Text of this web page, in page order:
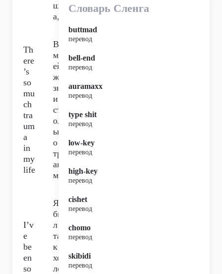
шк
а,
Th
ere
’s
so
mu
ch
tra
um
a
in
my
life
В
мо
ей
жи
зн
и
ст
ол
ьк
о
тр
ав
м,
I’v
e
be
en
so
Я
бы
л
та
к
хо
ло
Словарь Сленга
buttmad
перевод
bell-end
перевод
auramaxx
перевод
type shit
перевод
low-key
перевод
high-key
перевод
cishet
перевод
chomo
перевод
skibidi
перевод